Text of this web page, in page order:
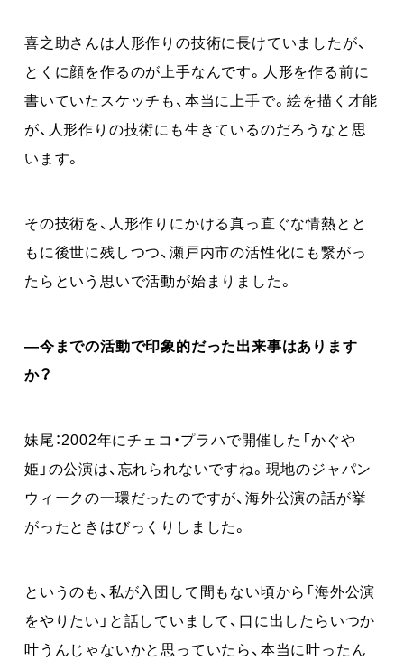
喜之助さんは人形作りの技術に長けていましたが、
とくに顔を作るのが上手なんです。人形を作る前に
書いていたスケッチも、本当に上手で。絵を描く才能
が、人形作りの技術にも生きているのだろうなと思
います。
その技術を、人形作りにかける真っ直ぐな情熱とと
もに後世に残しつつ、瀬戸内市の活性化にも繋がっ
たらという思いで活動が始まりました。
―今までの活動で印象的だった出来事はあります
か？
妹尾：2002年にチェコ・プラハで開催した「かぐや
姫」の公演は、忘れられないですね。現地のジャパン
ウィークの一環だったのですが、海外公演の話が挙
がったときはびっくりしました。
というのも、私が入団して間もない頃から「海外公演
をやりたい」と話していまして、口に出したらいつか
叶うんじゃないかと思っていたら、本当に叶ったん